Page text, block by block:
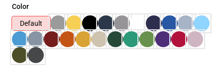
Color
Default